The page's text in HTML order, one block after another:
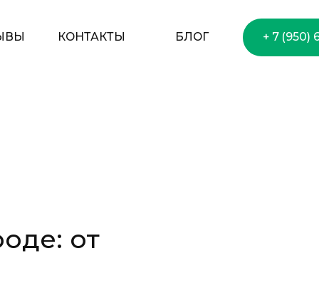
от